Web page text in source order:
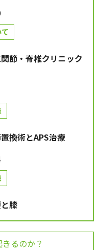
節・脊椎クリニック
換術とAPS治療
膝
るのか？